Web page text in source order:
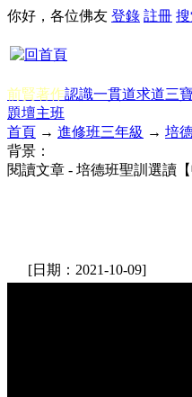
你好，各位佛友 登錄 註冊
前賢著作認識一貫道求道三
題壇主班
首頁 → 進修班三年級 → 培
背景：
閱讀文章 - 培德班聖訓選讀【
[日期：2021-10-09]